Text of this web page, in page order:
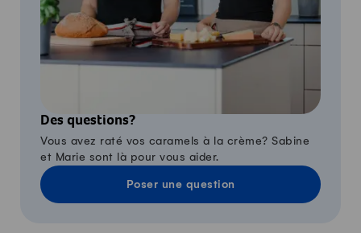
Des questions?
Vous avez raté vos caramels à la crème? Sabine
et Marie sont là pour vous aider.
Poser une question